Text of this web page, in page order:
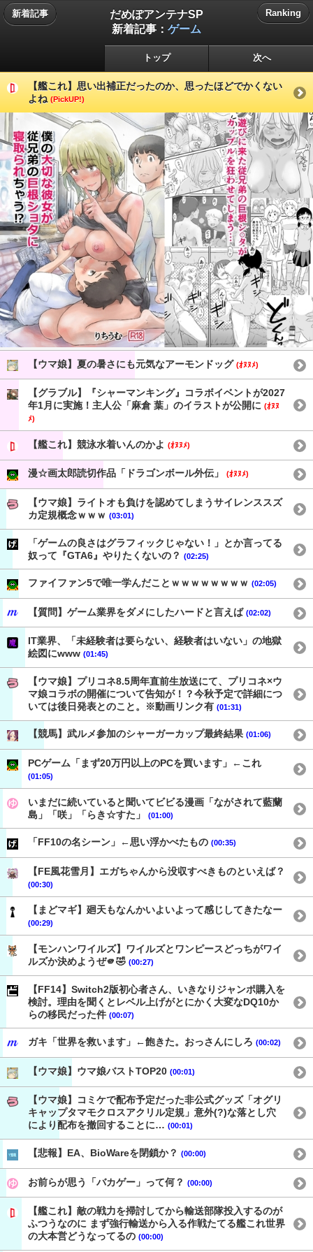
新着記事
だめぽアンテナSP
新着記事： ゲーム
Ranking
トップ 次へ
【艦これ】思い出補正だったのか、思ったほどでかくない
よね (PickUP!)
【ウマ娘】夏の暑さにも元気なアーモンドッグ (ｵﾇﾇﾒ)
【グラブル】『シャーマンキング』コラボイベントが2027
年1月に実施！主人公「麻倉 葉」のイラストが公開に (ｵﾇﾇ
ﾒ)
【艦これ】競泳水着いんのかよ (ｵﾇﾇﾒ)
漫☆画太郎読切作品「ドラゴンボール外伝」 (ｵﾇﾇﾒ)
【ウマ娘】ライトオも負けを認めてしまうサイレンススズ
カ定規概念ｗｗｗ (03:01)
「ゲームの良さはグラフィックじゃない！」とか言ってる
奴って『GTA6』やりたくないの？ (02:25)
ファイファン5で唯一学んだことｗｗｗｗｗｗｗｗ (02:05)
【質問】ゲーム業界をダメにしたハードと言えば (02:02)
IT業界、「未経験者は要らない、経験者はいない」の地獄
絵図にwww (01:45)
【ウマ娘】プリコネ8.5周年直前生放送にて、プリコネ×ウ
マ娘コラボの開催について告知が！？今秋予定で詳細につ
いては後日発表とのこと。※動画リンク有 (01:31)
【競馬】武ルメ参加のシャーガーカップ最終結果 (01:06)
PCゲーム「まず20万円以上のPCを買います」←これ
(01:05)
いまだに続いていると聞いてビビる漫画「ながされて藍蘭
島」「咲」「らき☆すた」
(01:00)
「FF10の名シーン」←思い浮かべたもの (00:35)
【FE風花雪月】エガちゃんから没収すべきものといえば？
(00:30)
【まどマギ】廻天もなんかいよいよって感じしてきたなー
(00:29)
【モンハンワイルズ】ワイルズとワンピースどっちがワイ
ルズか決めようぜ🫵🤣 (00:27)
【FF14】Switch2版初心者さん、いきなりジャンポ購入を
検討。理由を聞くとレベル上げがとにかく大変なDQ10か
らの移民だった件 (00:07)
ガキ「世界を救います」←飽きた。おっさんにしろ (00:02)
【ウマ娘】ウマ娘バストTOP20 (00:01)
【ウマ娘】コミケで配布予定だった非公式グッズ「オグリ
キャップタマモクロスアクリル定規」意外(?)な落とし穴
により配布を撤回することに… (00:01)
【悲報】EA、BioWareを閉鎖か？ (00:00)
お前らが思う「バカゲー」って何？ (00:00)
【艦これ】敵の戦力を掃討してから輸送部隊投入するのが
ふつうなのに まず強行輸送から入る作戦たてる艦これ世界
の大本営どうなってるの (00:00)